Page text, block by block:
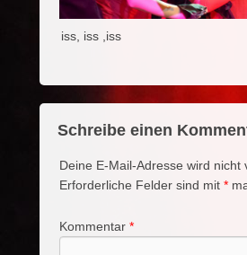
iss, iss ,iss
Schreibe einen
Deine E-Mail-Adresse wird nicht
Erforderliche Felder sind mit *
Kommentar *